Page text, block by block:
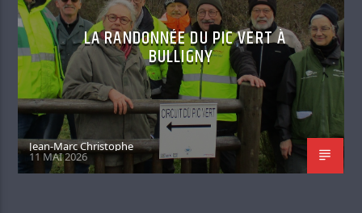
LA RANDONNÉE DU PIC VERT À
BULLIGNY
Jean-Marc Christophe
11 MAI 2026